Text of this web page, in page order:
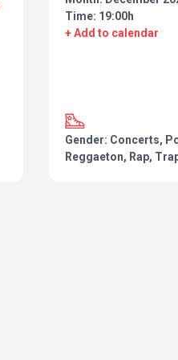
Quiero que esta
todos los que
especiales para cada
solo de música: va
de compartir algo
Time: 19:00h
+ Add to calendar
Gender: Concerts,
Reggaeton, Rap,